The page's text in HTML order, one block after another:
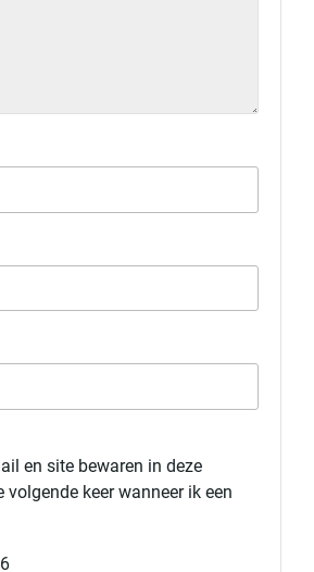
en site bewaren in deze
volgende keer wanneer ik een